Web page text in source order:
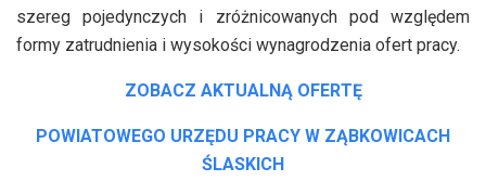
szereg pojedynczych i zróżnicowanych pod względem
formy zatrudnienia i wysokości wynagrodzenia ofert pracy.
ZOBACZ AKTUALNĄ OFERTĘ
POWIATOWEGO URZĘDU PRACY W ZĄBKOWICACH
ŚLASKICH